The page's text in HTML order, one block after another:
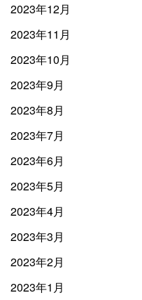
2023年12月
2023年11月
2023年10月
2023年9月
2023年8月
2023年7月
2023年6月
2023年5月
2023年4月
2023年3月
2023年2月
2023年1月